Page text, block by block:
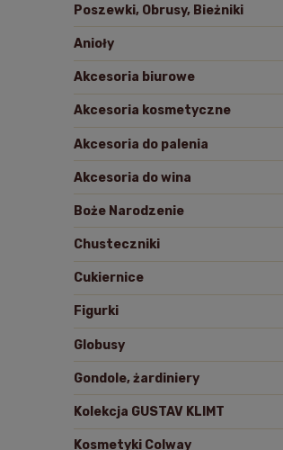
Poszewki, Obrusy, Bieżniki
Anioły
Akcesoria biurowe
Akcesoria kosmetyczne
Akcesoria do palenia
Akcesoria do wina
Boże Narodzenie
Chusteczniki
Cukiernice
Figurki
Globusy
Gondole, żardiniery
Kolekcja GUSTAV KLIMT
Kosmetyki Colway